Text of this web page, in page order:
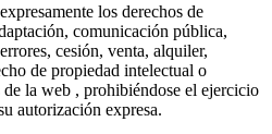
los derechos de
comunicación pública,
cesión, venta, alquiler,
de propiedad intelectual o
la web , prohibiéndose el ejercicio
autorización expresa.